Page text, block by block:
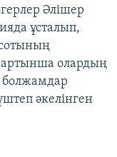
Әлішер
ұсталып,
олардың
болжамдар
әкелінген